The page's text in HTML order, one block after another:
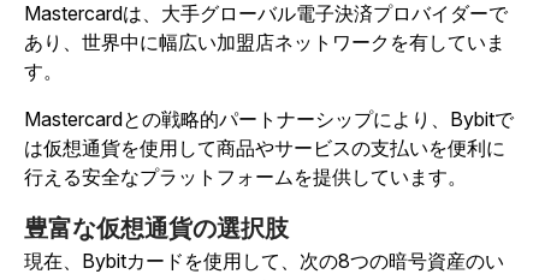
Mastercardは、大手グローバル電子決済プロバイダーで
あり、世界中に幅広い加盟店ネットワークを有していま
す。
Mastercardとの戦略的パートナーシップにより、Bybitで
は仮想通貨を使用して商品やサービスの支払いを便利に
行える安全なプラットフォームを提供しています。
豊富な仮想通貨の選択肢
現在、Bybitカードを使用して、次の8つの暗号資産のい